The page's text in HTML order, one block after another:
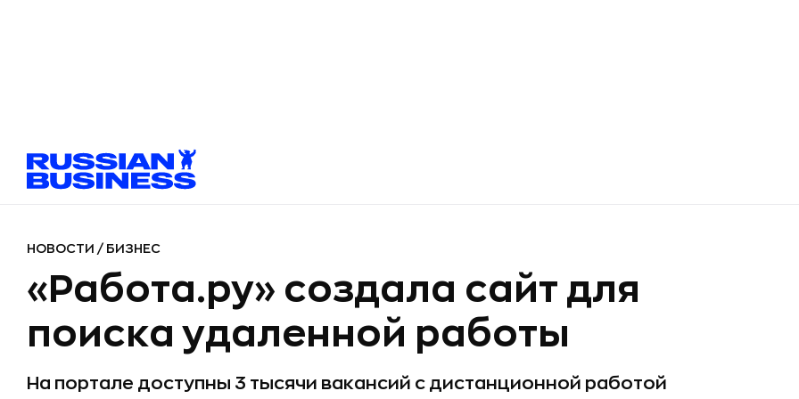
НОВОСТИ / БИЗНЕС
«Работа.ру» создала сайт для
поиска удаленной работы
На портале доступны 3 тысячи вакансий с дистанционной работой